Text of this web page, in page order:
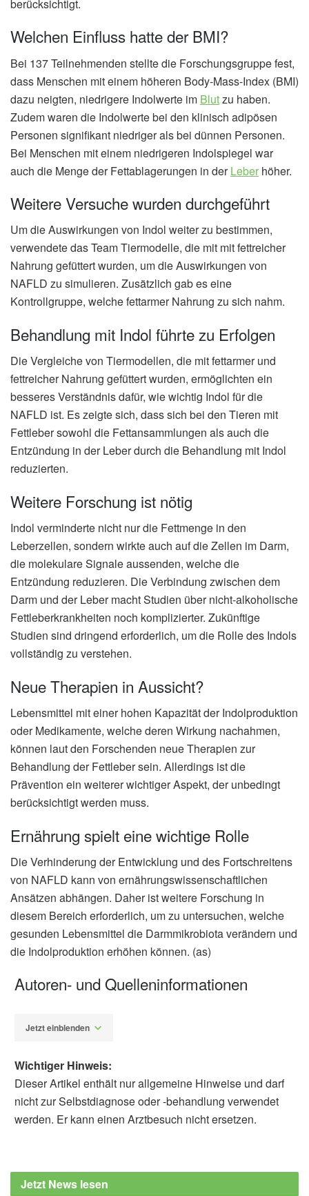
berücksichtigt.
Welchen Einfluss hatte der BMI?
Bei 137 Teilnehmenden stellte die Forschungsgruppe fest,
dass Menschen mit einem höheren Body-Mass-Index (BMI)
dazu neigten, niedrigere Indolwerte im Blutzu haben.
Zudem waren die Indolwerte bei den klinisch adipösen
Personen signifikant niedriger als bei dünnen Personen.
Bei Menschen mit einem niedrigeren Indolspiegel war
auch die Menge der Fettablagerungen in derLeber höher.
Weitere Versuche wurden durchgeführt
Um die Auswirkungen von Indol weiter zu bestimmen,
verwendete das Team Tiermodelle, die mit mit fettreicher
Nahrung gefüttert wurden, um die Auswirkungen von
NAFLD zu simulieren. Zusätzlich gab es eine
Kontrollgruppe, welche fettarmer Nahrung zu sich nahm.
Behandlung mit Indol führte zu Erfolgen
Die Vergleiche von Tiermodellen, die mit fettarmer und
fettreicher Nahrung gefüttert wurden, ermöglichten ein
besseres Verständnis dafür, wie wichtig Indol für die
NAFLD ist. Es zeigte sich, dass sich bei den Tieren mit
Fettleber sowohl die Fettansammlungen als auch die
Entzündung in der Leber durch die Behandlung mit Indol
reduzierten.
Weitere Forschung ist nötig
Indol verminderte nicht nur die Fettmenge in den
Leberzellen, sondern wirkte auch auf die Zellen im Darm,
die molekulare Signale aussenden, welche die
Entzündung reduzieren. Die Verbindung zwischen dem
Darm und der Leber macht Studien über nicht-alkoholische
Fettleberkrankheiten noch komplizierter. Zukünftige
Studien sind dringend erforderlich, um die Rolle des Indols
vollständig zu verstehen.
Neue Therapien in Aussicht?
Lebensmittel mit einer hohen Kapazität der Indolproduktion
oder Medikamente, welche deren Wirkung nachahmen,
können laut den Forschenden neue Therapien zur
Behandlung der Fettleber sein. Allerdings ist die
Prävention ein weiterer wichtiger Aspekt, der unbedingt
berücksichtigt werden muss.
Ernährung spielt eine wichtige Rolle
Die Verhinderung der Entwicklung und des Fortschreitens
von NAFLD kann von ernährungswissenschaftlichen
Ansätzen abhängen. Daher ist weitere Forschung in
diesem Bereich erforderlich, um zu untersuchen, welche
gesunden Lebensmittel die Darmmikrobiota verändern und
die Indolproduktion erhöhen können. (as)
Autoren- und Quelleninformationen
Jetzt einblenden
Zheng, Jing Zhou et al.: Indole Alleviates
Diet‐induced Hepatic Steatosis and
Wichtiger Hinweis:
Dieser Artikel enthält nur allgemeine Hinweise und darf
nicht zur Selbstdiagnose oder -behandlung verwendet
werden. Er kann einen Arztbesuch nicht ersetzen.
Jetzt News lesen